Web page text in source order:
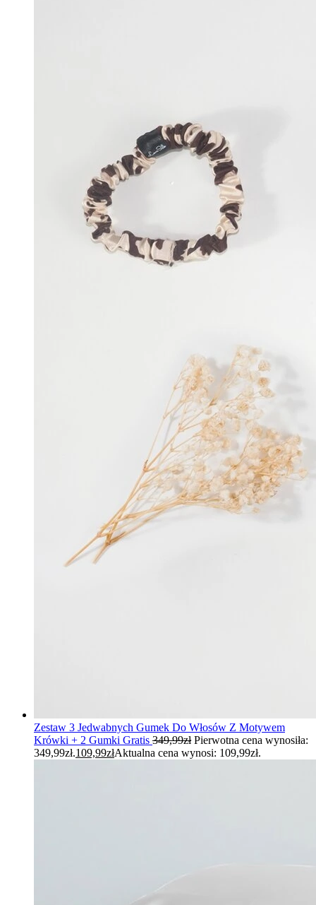
Zestaw 3 Jedwabnych Gumek Do Włosów Z Motywem
Krówki + 2 Gumki Gratis 349,99zł Pierwotna cena wynosiła:
349,99zł.109,99złAktualna cena wynosi: 109,99zł.